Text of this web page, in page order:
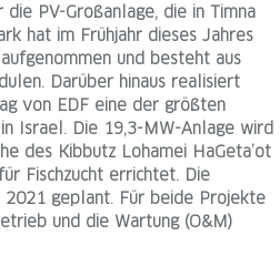
PV-Großanlage, die in Timna
hat im Frühjahr dieses Jahres
und besteht aus
Darüber hinaus realisiert
von EDF eine der größten
Israel. Die 19,3-MW-Anlage wird
des Kibbutz Lohamei HaGeta’ot
Fischzucht errichtet. Die
2021 geplant. Für beide Projekte
und die Wartung (O&M)